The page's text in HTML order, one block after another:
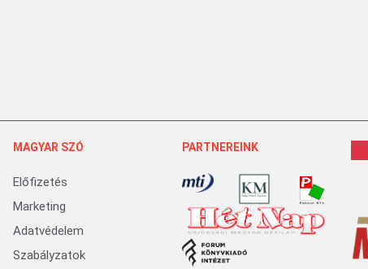
MAGYAR SZÓ
Előfizetés
Marketing
Adatvédelem
Szabályzatok
PARTNEREINK